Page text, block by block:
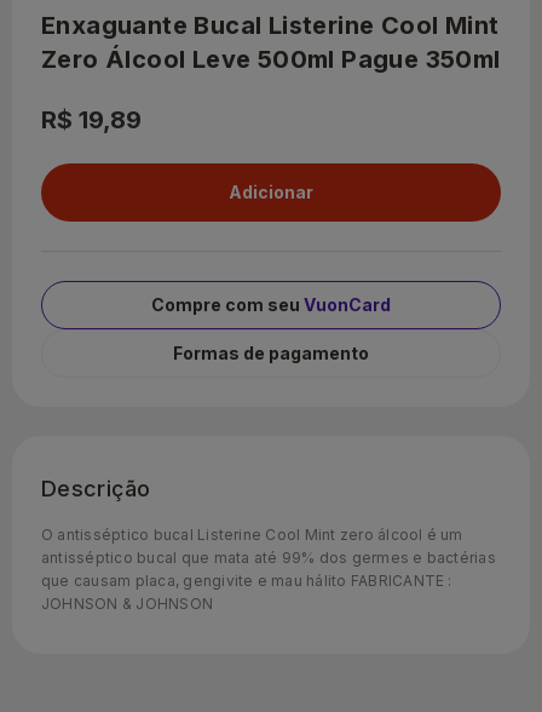
Enxaguante Bucal Listerine Cool Mint
Zero Álcool Leve 500ml Pague 350ml
R$ 19,89
Compre com seu VuonCard
Formas de pagamento
Descrição
O antisséptico bucal Listerine Cool Mint zero álcool é um
antisséptico bucal que mata até 99% dos germes e bactérias
que causam placa, gengivite e mau hálito FABRICANTE :
JOHNSON & JOHNSON